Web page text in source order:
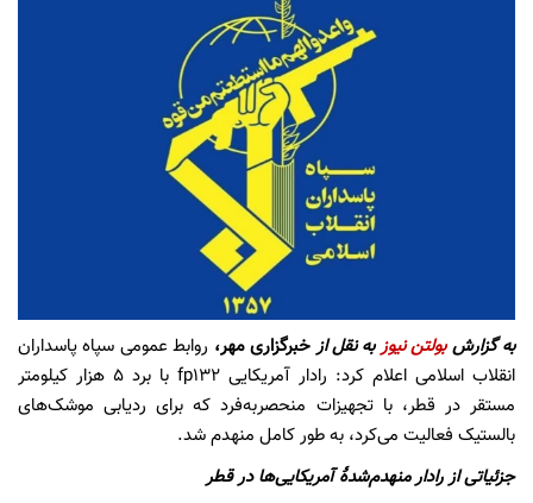
به گزارشبولتن نیوزبه نقل ازخبرگزاری مهر، روابط عمومی سپاه پاسداران
انقلاب اسلامی اعلام کرد: رادار آمریکایی fp132 با برد ۵ هزار کیلومتر
مستقر در قطر، با تجهیزات منحصربه‌فرد که برای ردیابی موشک‌های
بالستیک فعالیت می‌کرد، به طور کامل منهدم شد.
جزئیاتی از رادار منهدم‌شدۀ آمریکایی‌ها در قطر